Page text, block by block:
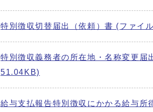
特別徴収切替届出（依頼）書 (ファ
特別徴収義務者の所在地・名称変更
51.04KB)
給与支払報告特別徴収にかかる給与